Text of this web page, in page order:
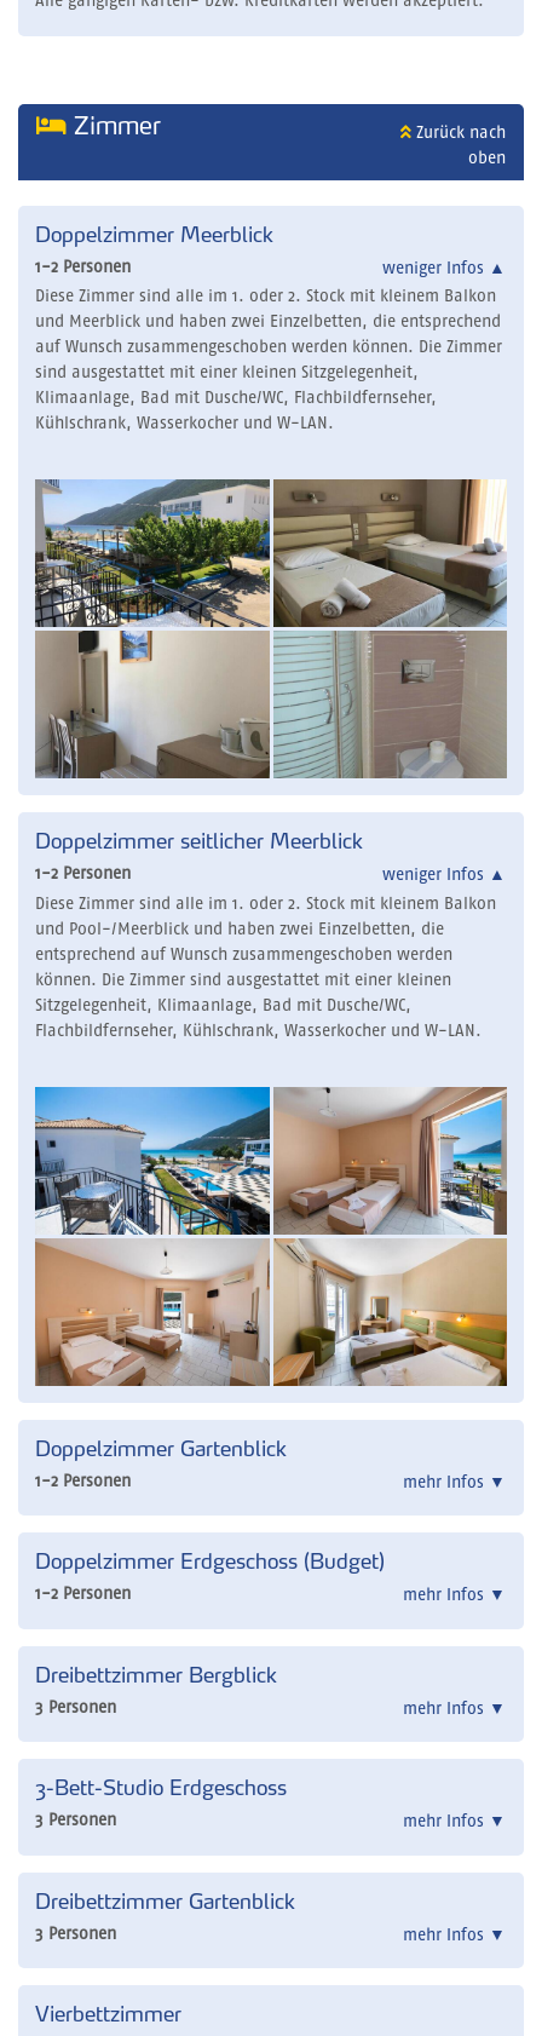
Zimmer
Zurück nach
oben
Doppelzimmer Meerblick
1-2 Personen weniger Infos ▲
Diese Zimmer sind alle im 1. oder 2. Stock mit kleinem Balkon
und Meerblick und haben zwei Einzelbetten, die entsprechend
auf Wunsch zusammengeschoben werden können. Die Zimmer
sind ausgestattet mit einer kleinen Sitzgelegenheit,
Klimaanlage, Bad mit Dusche/WC, Flachbildfernseher,
Kühlschrank, Wasserkocher und W-LAN.
Doppelzimmer seitlicher Meerblick
1-2 Personen weniger Infos ▲
Diese Zimmer sind alle im 1. oder 2. Stock mit kleinem Balkon
und Pool-/Meerblick und haben zwei Einzelbetten, die
entsprechend auf Wunsch zusammengeschoben werden
können. Die Zimmer sind ausgestattet mit einer kleinen
Sitzgelegenheit, Klimaanlage, Bad mit Dusche/WC,
Flachbildfernseher, Kühlschrank, Wasserkocher und W-LAN.
Doppelzimmer Gartenblick
1-2 Personen mehr Infos ▼
Doppelzimmer Erdgeschoss (Budget)
1-2 Personen mehr Infos ▼
Dreibettzimmer Bergblick
3 Personen mehr Infos ▼
3-Bett-Studio Erdgeschoss
3 Personen mehr Infos ▼
Dreibettzimmer Gartenblick
3 Personen mehr Infos ▼
Vierbettzimmer